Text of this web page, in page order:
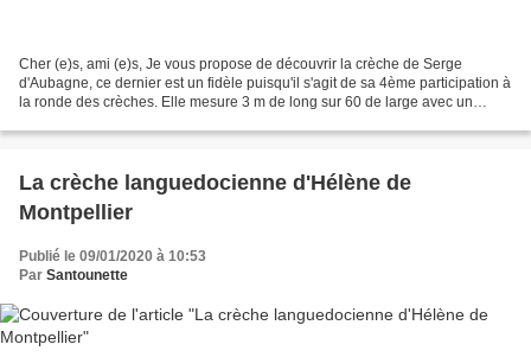
Cher (e)s, ami (e)s, Je vous propose de découvrir la crèche de Serge
d'Aubagne, ce dernier est un fidèle puisqu'il s'agit de sa 4ème participation à
la ronde des crèches. Elle mesure 3 m de long sur 60 de large avec un
La crèche languedocienne d'Hélène de
Montpellier
Publié le 09/01/2020 à 10:53
Par Santounette